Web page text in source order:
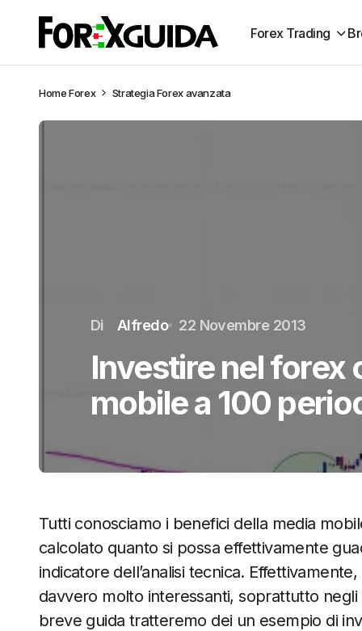
Forex Trading
HomeForex Strategia Forex avanzata
Di Alfredo 22 Novembre 2013
Investire nel forex
mobile a 100
Tutti conosciamo i benefici della media
calcolato quanto si possa effettivamente
indicatore dell’analisi tecnica.
davvero molto interessanti, soprattutto
breve guida tratteremo dei un esempio di